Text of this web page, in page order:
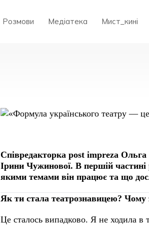
Розмови Медіатека Мист_кині
Співредакторка post impreza
Ірини Чужинової. В першій
якими темами він працює та що
Як ти стала театрознавицею? Чому
Це сталось випадково. Я не ходила в